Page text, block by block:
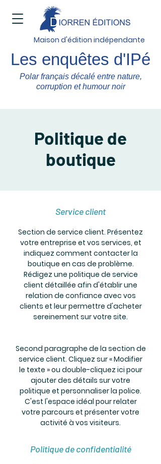
Polar français décalé entre nature,
corruption et humour noir
Les enquêtes d'IPé
Maison d'édition indépendante
Politique de
boutique
Service client
Section de service client. Présentez
votre entreprise et vos services, et
indiquez comment contacter la
boutique en cas de problème.
Rédigez une politique de service
client détaillée afin d'établir une
relation de confiance avec vos
clients et leur permettre d'acheter
sereinement sur votre site.
Second paragraphe de la section de
service client. Cliquez sur « Modifier
le texte » ou double-cliquez ici pour
ajouter des détails sur votre
politique et personnaliser la police.
C'est l'espace idéal pour relater
votre parcours et présenter votre
activité à vos visiteurs.
Politique de confidentialité